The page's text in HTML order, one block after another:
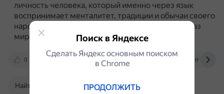
личность человека, который именно через язык
воспринимает менталитет, традиции и обычаи своего
народа, а также специфический культурный образ
мира.
0 nsportal.ru moluch.ru
Найти в Поиске
Поиск в Яндексе
Сделать Яндекс основным поиском
в Сhrome
ПРОДОЛЖИТЬ